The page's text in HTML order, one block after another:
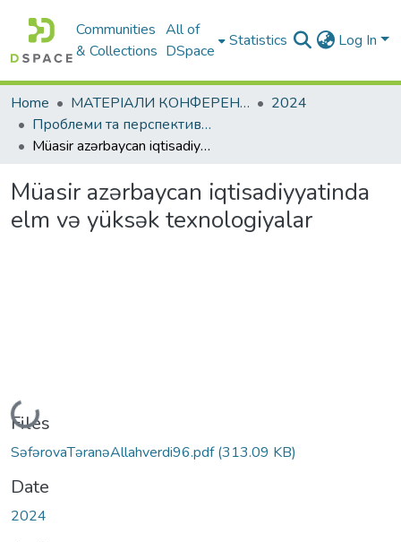
Communities
& Collections
All of
DSpace
Statistics Log In
Home МАТЕРІАЛИ КОНФЕРЕНЦІЙ
2024
Проблеми та перспективи розвитку підприємництва
Мüasir azərbaycan iqtisadiyyatinda elm və yüksək texnologiyalar
Мüasir azərbaycan iqtisadiyyatinda
elm və yüksək texnologiyalar
Loading...
Files
SəfərovaTəranəAllahverdi96.pdf(313.09 KB)
Date
2024